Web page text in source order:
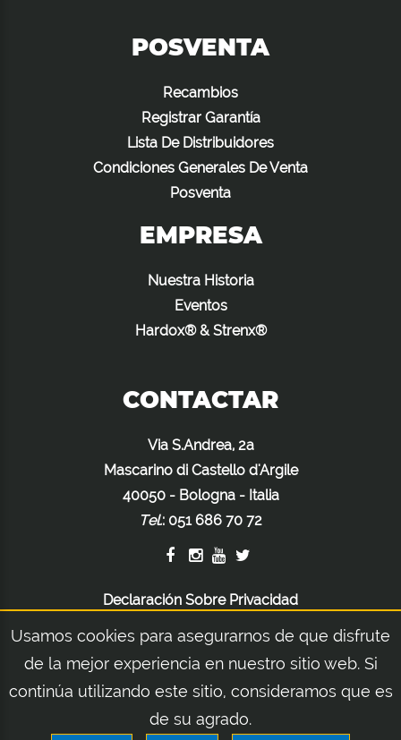
POSVENTA
Recambios
Registrar Garantía
Lista De Distribuidores
Condiciones Generales De Venta
Posventa
EMPRESA
Nuestra Historia
Eventos
Hardox® & Strenx®
CONTACTAR
Via S.Andrea, 2a
Mascarino di Castello d'Argile
40050 - Bologna - Italia
Tel.: 051 686 70 72
Declaración Sobre Privacidad
Declaración Sobre Cookies
Advertencias Legales
© 2026 Orsi Group S.r.l. | Via S.Andrea, 2a - Mascarino di Castello d'Argile 40050 -
Bologna - Italia | Tel.: +39 051 686 70 72 - Fax: +39 051 686 71 04 | REA, Número
Usamos cookies para asegurarnos de que disfrute
de la mejor experiencia en nuestro sitio web. Si
continúa utilizando este sitio, consideramos que es
de su agrado.